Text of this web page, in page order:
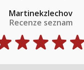
Martinekzlechov
Recenze seznam